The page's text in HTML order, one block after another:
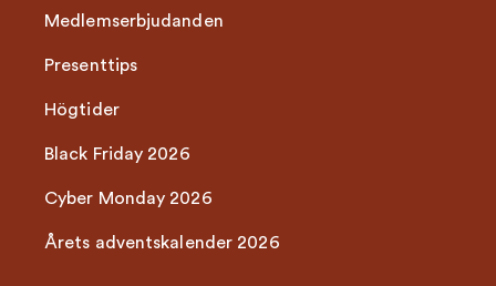
Medlemserbjudanden
Presenttips
Högtider
Black Friday 2026
Cyber Monday 2026
Årets adventskalender 2026